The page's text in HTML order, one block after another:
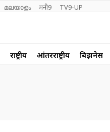
മലയാളം मनी9 TV9-UP
राष्ट्रीय आंतरराष्ट्रीय बिझनेस